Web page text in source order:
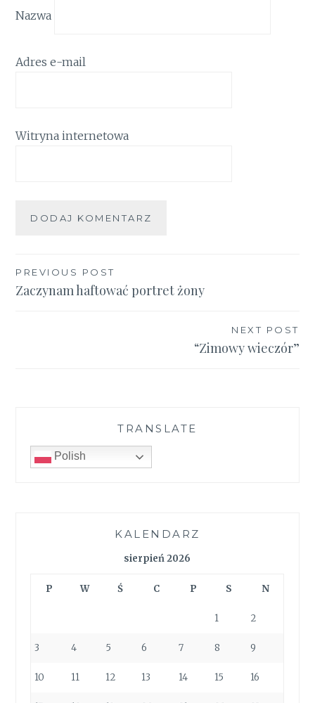
Nazwa
Adres e-mail
Witryna internetowa
Nawigacja
wpisu
PREVIOUS POST
Zaczynam haftować portret żony
NEXT POST
“Zimowy wieczór”
TRANSLATE
Polish
KALENDARZ
sierpień 2026
P W Ś C P S N
1 2
3 4 5 6 7 8 9
10 11 12 13 14 15 16